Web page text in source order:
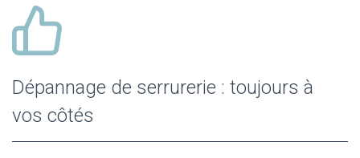
Dépannage de serrurerie : toujours à
vos côtés